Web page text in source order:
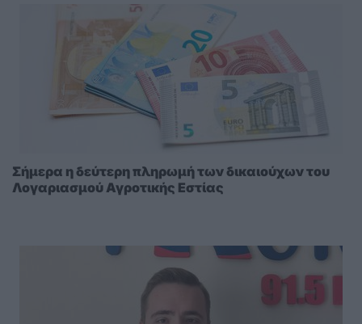
Σήμερα η δεύτερη πληρωμή των δικαιούχων του
Λογαριασμού Αγροτικής Εστίας